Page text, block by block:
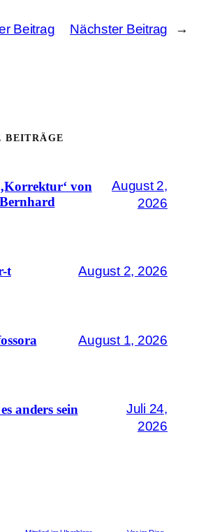
Beitrag Nächster Beitrag →
BEITRÄGE
von
August 2,
2026
t August 2, 2026
August 1, 2026
anders sein
Juli 24,
2026